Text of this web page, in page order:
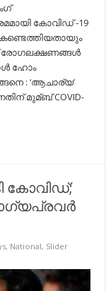
കോവിഡ് -19
രോഗലക്ഷണങ്ങള്‍
ഹോം
: ‘ആചാര്യ’
മുമ്ബ് COVID-
കോ​വി​ഡ്;
, National, Slider